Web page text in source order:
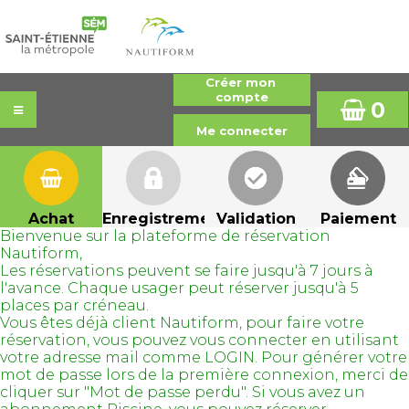
0
Achat EnregistrementValidation
Paiement
Bienvenue sur la plateforme de réservation
Nautiform,
Les réservations peuvent se faire jusqu'à 7 jours à
l'avance. Chaque usager peut réserver jusqu'à 5
places par créneau.
Vous êtes déjà client Nautiform, pour faire votre
réservation, vous pouvez vous connecter en utilisant
votre adresse mail comme LOGIN. Pour générer votre
mot de passe lors de la première connexion, merci de
cliquer sur "Mot de passe perdu". Si vous avez un